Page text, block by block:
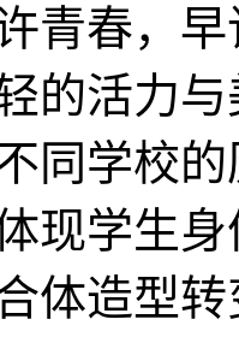
青春，
的活力
同学校
现学生
体造型